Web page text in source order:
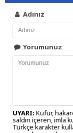
Adınız
Yorumunuz
UYARI: Küfür,
saldırı içeren, imla
Türkçe karakter